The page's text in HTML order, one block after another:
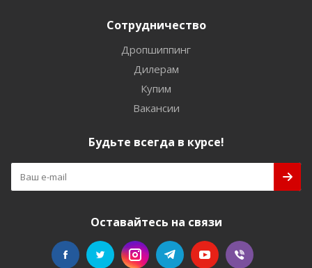
Сотрудничество
Дропшиппинг
Дилерам
Купим
Вакансии
Будьте всегда в курсе!
Оставайтесь на связи